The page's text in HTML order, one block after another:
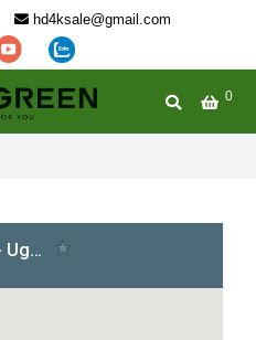
hd4ksale@gmail.com
0